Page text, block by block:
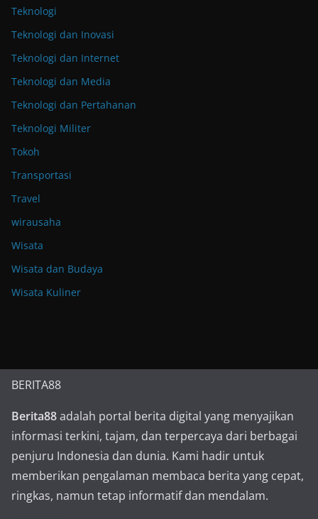
Teknologi
Teknologi dan Inovasi
Teknologi dan Internet
Teknologi dan Media
Teknologi dan Pertahanan
Teknologi Militer
Tokoh
Transportasi
Travel
wirausaha
Wisata
Wisata dan Budaya
Wisata Kuliner
BERITA88
Berita88adalah portal berita digital yang menyajikan
informasi terkini, tajam, dan terpercaya dari berbagai
penjuru Indonesia dan dunia. Kami hadir untuk
memberikan pengalaman membaca berita yang cepat,
ringkas, namun tetap informatif dan mendalam.